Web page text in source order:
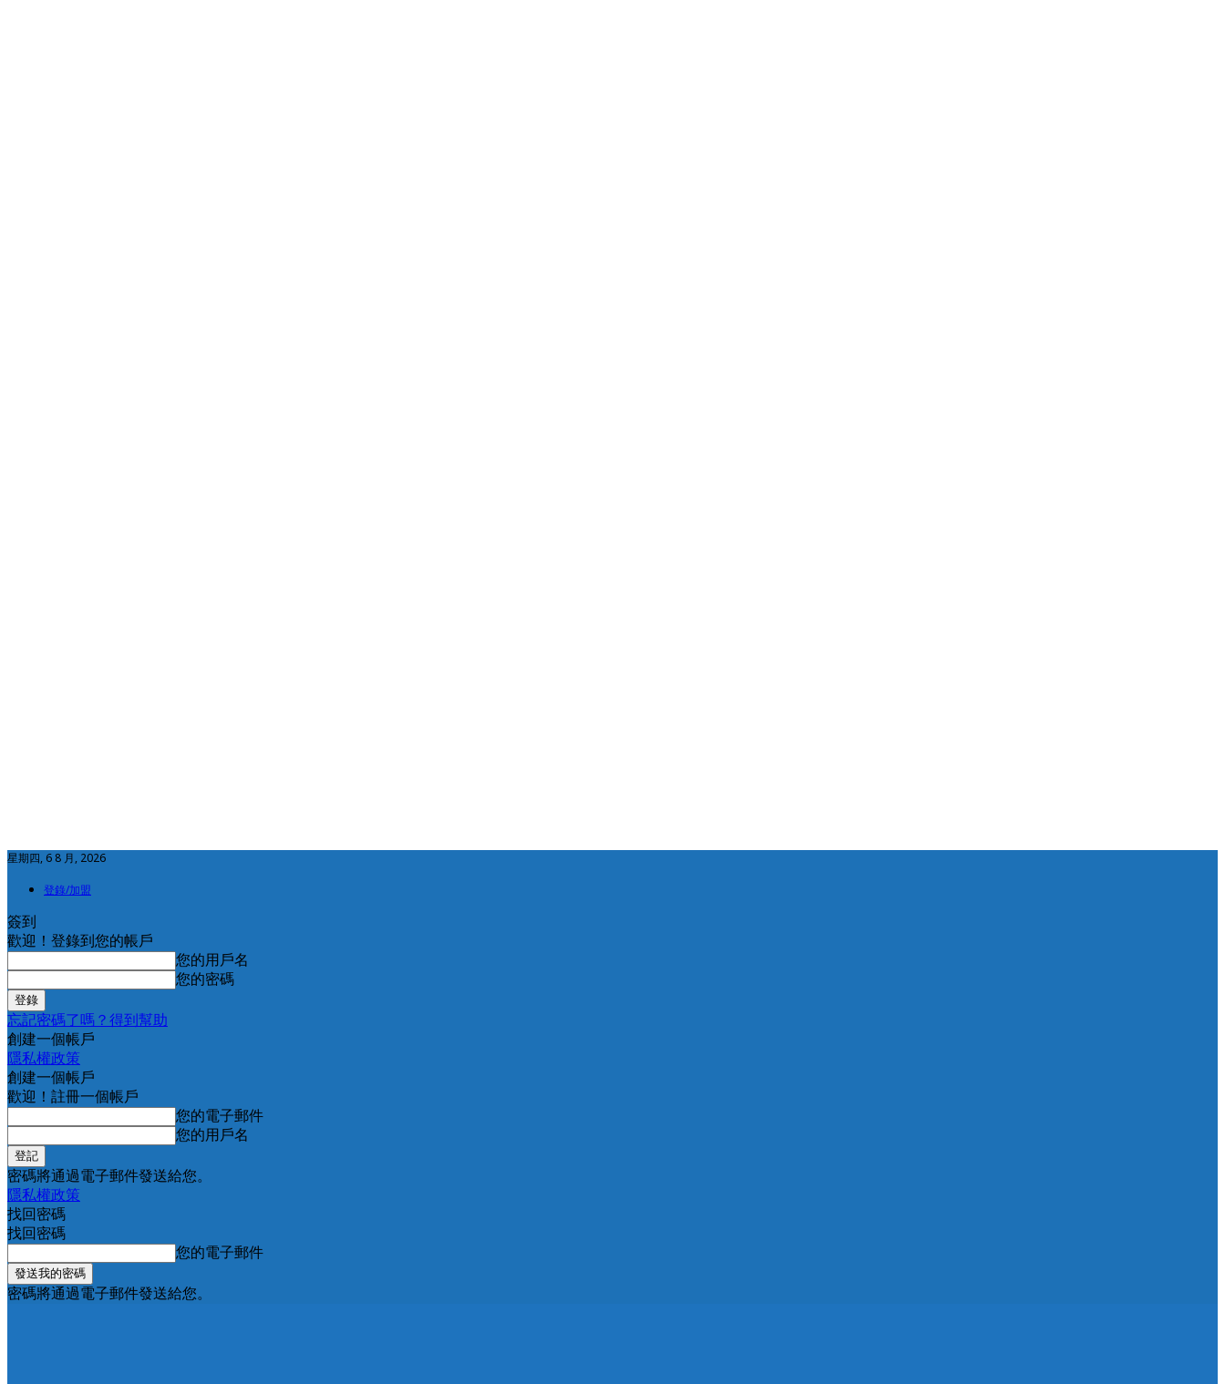
星期四, 6 8 月, 2026
登錄/加盟
簽到
歡迎！登錄到您的帳戶
您的用戶名
您的密碼
忘記密碼了嗎？得到幫助
創建一個帳戶
隱私權政策
創建一個帳戶
歡迎！註冊一個帳戶
您的電子郵件
您的用戶名
密碼將通過電子郵件發送給您。
隱私權政策
找回密碼
找回密碼
您的電子郵件
密碼將通過電子郵件發送給您。